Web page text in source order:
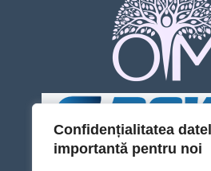
Confidențialitatea
importantă pentru noi